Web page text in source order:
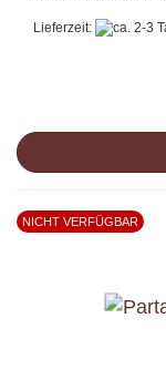
Lieferzeit:
NICHT VERFÜGBAR